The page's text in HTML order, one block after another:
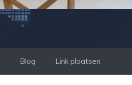
Blog Link plaatsen